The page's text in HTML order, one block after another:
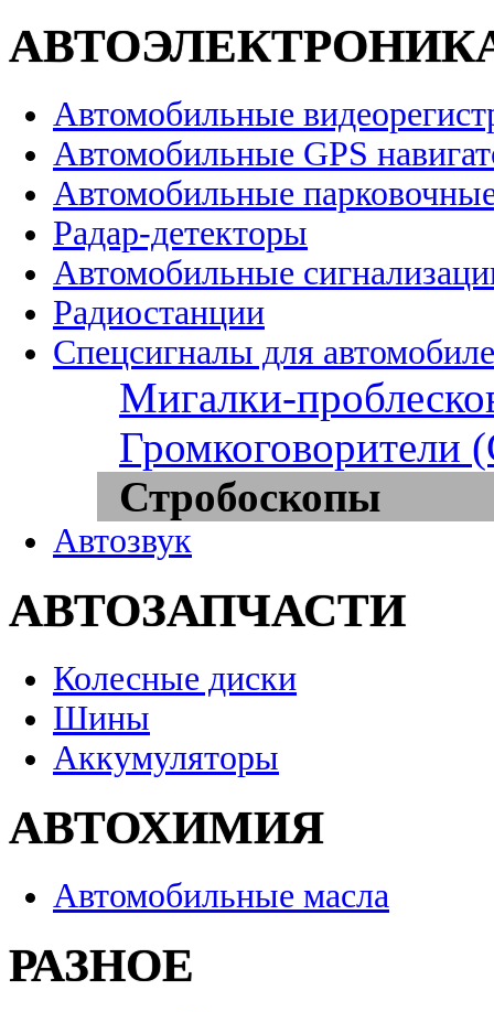
Автомобильные
Автомобильные GPS
Автомобильные
Радар-детекторы
Автомобильные
Радиостанции
Спецсигналы для
Мигалки-
Громкоговорители
Стробоскопы
Автозвук
АВТОЗАПЧАСТИ
Колесные диски
Шины
Аккумуляторы
АВТОХИМИЯ
Автомобильные масла
РАЗНОЕ